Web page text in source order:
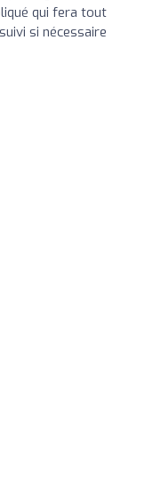
qui fera tout
si nécessaire